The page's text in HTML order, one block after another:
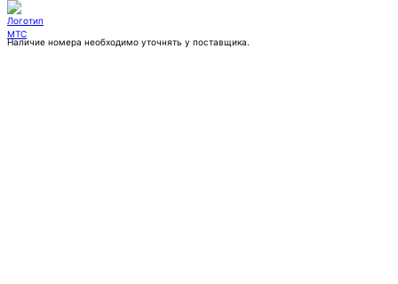
Наличие номера необходимо уточнять у поставщика.